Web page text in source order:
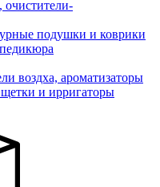
подушки и коврики
воздха, ароматизаторы
и ирригаторы